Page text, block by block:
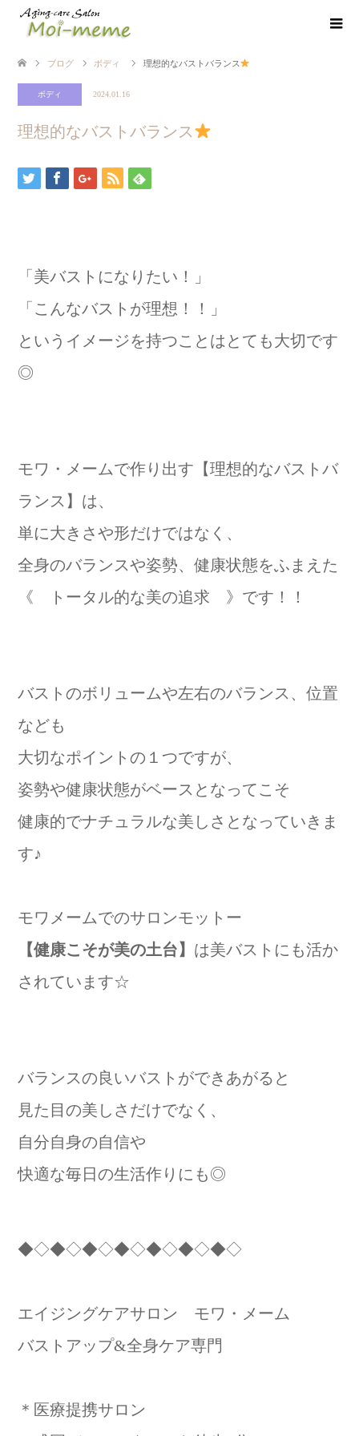
ブログ ボディ 理想的なバストバランス
ボディ 2024.01.16
理想的なバストバランス
「美バストになりたい！」
「こんなバストが理想！！」
というイメージを持つことはとても大切です
◎
モワ・メームで作り出す【理想的なバストバ
ランス】は、
単に大きさや形だけではなく、
全身のバランスや姿勢、健康状態をふまえた
《 トータル的な美の追求 》です！！
バストのボリュームや左右のバランス、位置
なども
大切なポイントの１つですが、
姿勢や健康状態がベースとなってこそ
健康的でナチュラルな美しさとなっていきま
す♪
モワメームでのサロンモットー
【健康こそが美の土台】 は美バストにも活か
されています☆
バランスの良いバストができあがると
見た目の美しさだけでなく、
自分自身の自信や
快適な毎日の生活作りにも◎
◆◇◆◇◆◇◆◇◆◇◆◇◆◇
エイジングケアサロン モワ・メーム
バストアップ&全身ケア専門
＊医療提携サロン